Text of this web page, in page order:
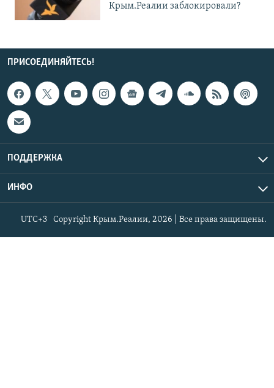
Крым.Реалии заблокировали?
ПРИСОЕДИНЯЙТЕСЬ!
ПОДДЕРЖКА
ИНФО
Copyright Крым.Реалии, 2026 | Все права защищены.
UTC+3